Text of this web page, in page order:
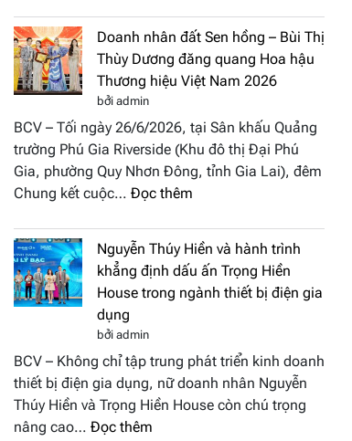
hậu
Thương
hiệu
Nam
2026
Thủy
cùng
BST
“Quý
cô
phố
biển”
được
tại
chung
kết
Hoa
hậu
Thương
hiệu
Việt
Nam
Doanh nhân đất Sen hồng – Bùi Thị
Thùy Dương đăng quang Hoa hậu
Thương hiệu Việt Nam 2026
bởi admin
BCV – Tối ngày 26/6/2026, tại Sân khấu Quảng
trường Phú Gia Riverside (Khu đô thị Đại Phú
Gia, phường Quy Nhơn Đông, tỉnh Gia Lai), đêm
Chung kết cuộc… Đọc thêm
đất
Sen
hồng
Thị
Thùy
Dương
Nguyễn Thúy Hiền và hành trình
khẳng định dấu ấn Trọng Hiền
House trong ngành thiết bị điện gia
dụng
bởi admin
BCV – Không chỉ tập trung phát triển kinh doanh
thiết bị điện gia dụng, nữ doanh nhân Nguyễn
Thúy Hiền và Trọng Hiền House còn chú trọng
nâng cao… Đọc thêm